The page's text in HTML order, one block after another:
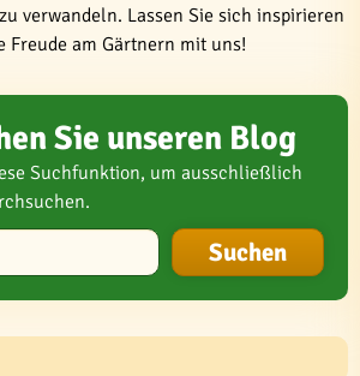
verwandeln. Lassen Sie sich inspirieren
Freude am Gärtnern mit uns!
Sie unseren Blog
Suchfunktion, um ausschließlich